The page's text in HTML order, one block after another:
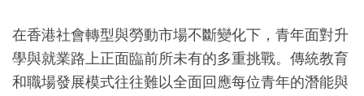
在香港社會轉型與勞動市場不斷變化下，青年面對升
學與就業路上正面臨前所未有的多重挑戰。傳統教育
和職場發展模式往往難以全面回應每位青年的潛能與